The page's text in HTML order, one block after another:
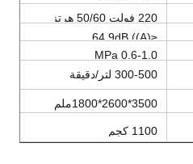
220 فولت 50/60 هرتز
≤64.9dB ((A)
0.6-1.0 MPa
300-500 لتر/دقيقة
3500*2600*1800ملم
1100 كجم